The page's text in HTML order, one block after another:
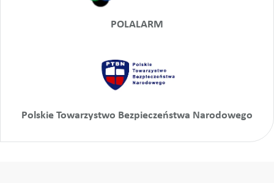
POLALARM
Polskie Towarzystwo Bezpieczeństwa Narodowego